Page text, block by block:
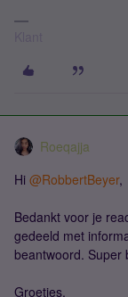
Roeqajja
Hi @RobbertBeyer,
Bedankt voor je
gedeeld met
beantwoord. Super
Groetjes,